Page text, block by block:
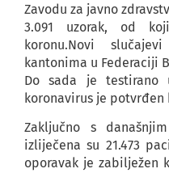
Zavodu za javno
3.091 uzorak, od
koronu.Novi
kantonima u Federaciji
Do sada je testirano
koronavirus je potvrđen
Zaključno s
izliječena su 21.473
oporavak je zabilježen